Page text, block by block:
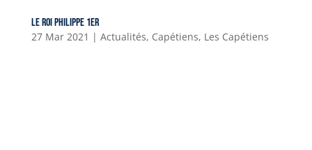
Le roi Philippe 1er
27 Mar 2021 | Actualités, Capétiens, Les Capétiens